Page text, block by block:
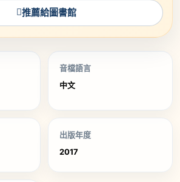
推薦給圖書館
音檔語言
中文
出版年度
2017